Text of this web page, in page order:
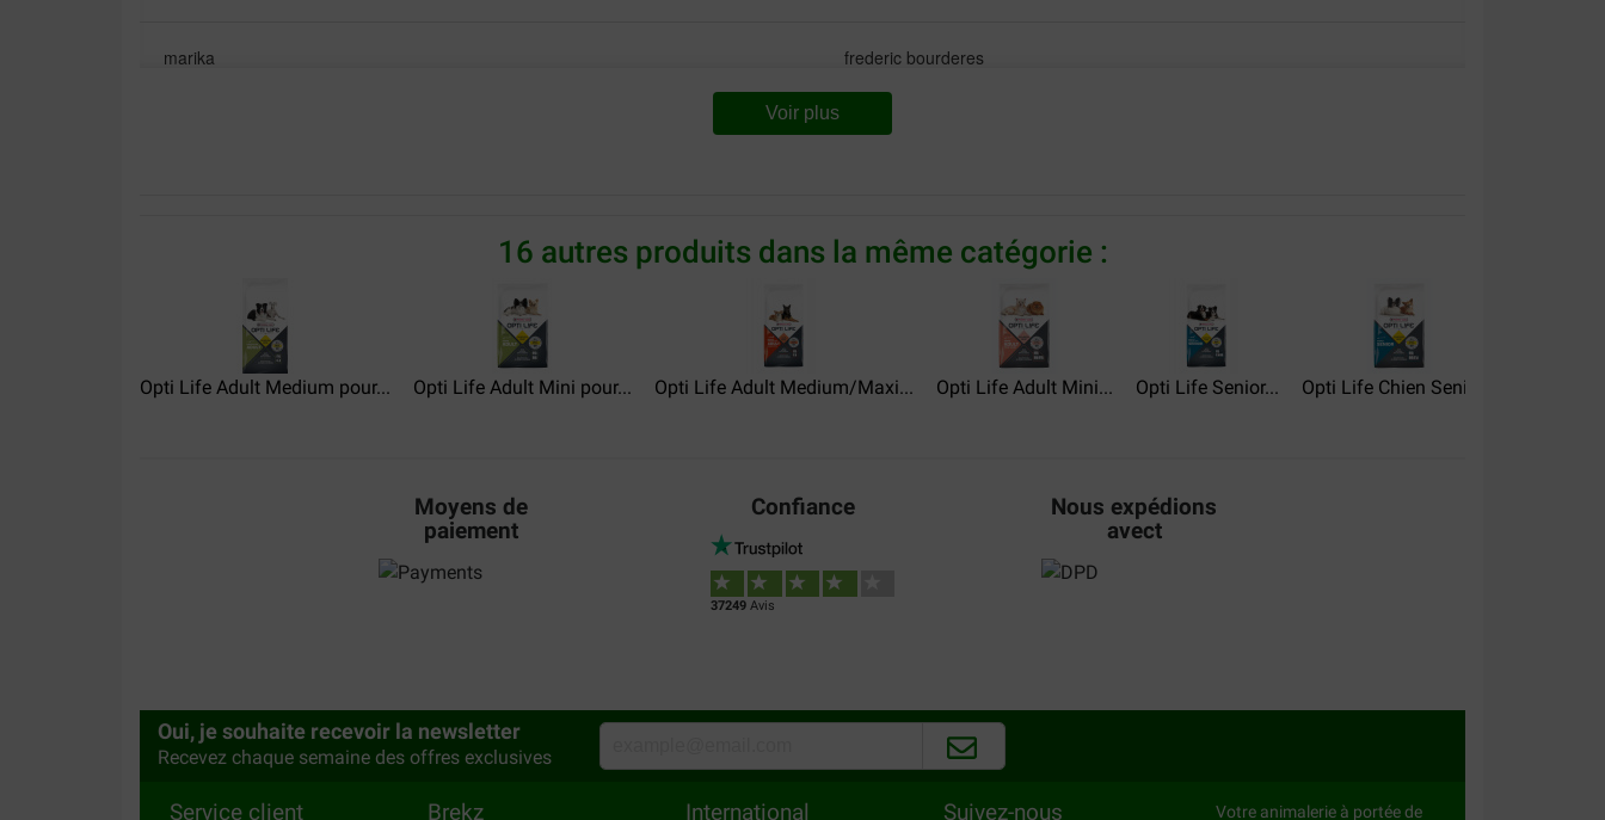
marika
frederic bourderes
bon achat , livraison rapide
Commande jamais recue. Bloqué a DPD pour cause d adresse... puis colis
retourné chez Brekz. Bon retour par mail et remboursement rapide.
07-05-2019
tres digestes et mon chien les adore
Voir plus
16 autres produits dans la même catégorie :
Opti Life Adult Medium pour... Opti Life Adult Mini pour... Opti Life Adult Medium/Maxi... Opti Life Adult Mini... Opti Life Senior... Opti Life Chien Senior...
Moyens de
paiement
Confiance
37249Avis
Nous expédions
avect
Oui, je souhaite recevoir la newsletter
Recevez chaque semaine des offres exclusives
Service client Brekz International Suivez-nous Votre animalerie à portée de